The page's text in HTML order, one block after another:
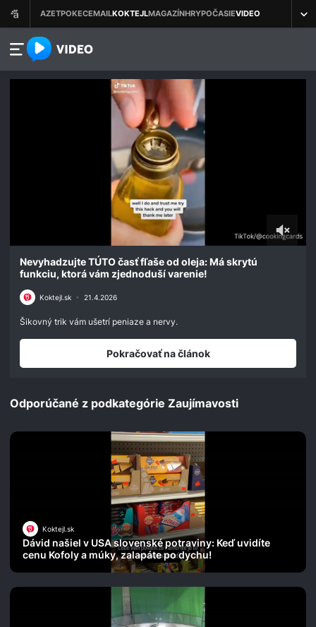
azet.video.sk
seconds
seconds
Nevyhadzujte TÚTO časť fľaše od oleja: Má skrytú
funkciu, ktorá vám zjednoduší varenie!
Koktejl.sk • 21.4.2026
Šikovný trik vám ušetrí peniaze a nervy.
Pokračovať na článok
Odporúčané z podkategórie Zaujímavosti
Koktejl.sk
Dávid našiel v USA slovenské potraviny: Keď uvidíte
cenu Kofoly a múky, zalapáte po dychu!